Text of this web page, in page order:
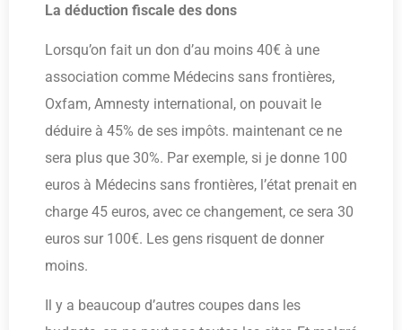
La déduction fiscale des dons
Lorsqu’on fait un don d’au moins 40€ à une
association comme Médecins sans frontières,
Oxfam, Amnesty international, on pouvait le
déduire à 45% de ses impôts. maintenant ce ne
sera plus que 30%. Par exemple, si je donne 100
euros à Médecins sans frontières, l’état prenait en
charge 45 euros, avec ce changement, ce sera 30
euros sur 100€. Les gens risquent de donner
moins.
Il y a beaucoup d’autres coupes dans les